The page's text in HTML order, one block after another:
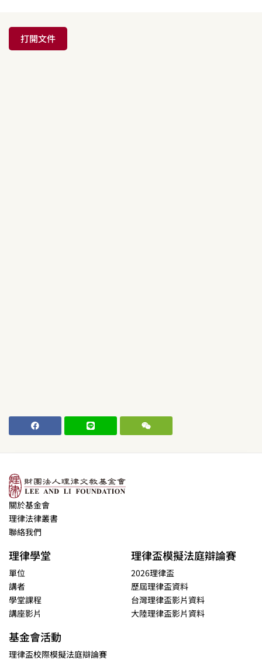
打開文件
關於基金會
理律法律叢書
聯絡我們
理律學堂
單位
講者
學堂課程
講座影片
理律盃模擬法庭辯論賽
2026理律盃
歷屆理律盃資料
台灣理律盃影片資料
大陸理律盃影片資料
基金會活動
理律盃校際模擬法庭辯論賽